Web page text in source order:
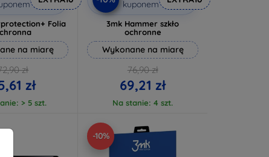
Folia
na miarę
zł
zł
> 5 szt.
kuponem
3mk Hammer szkło
ochronne
Wykonane na miarę
76,90 zł
69,21 zł
Na stanie: 4 szt.
-10%